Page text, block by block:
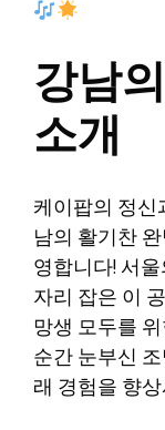
강남
소개
케이팝의 정
남의 활기찬
영합니다! 서
자리 잡은 이
망생 모두를
순간 눈부신
래 경험을 향